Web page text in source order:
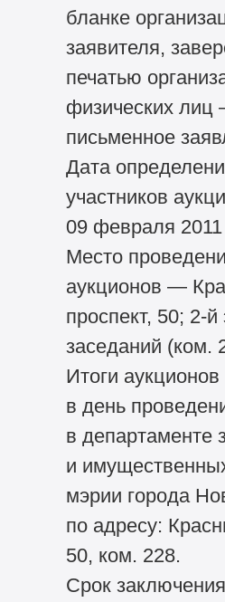
бланке
заявителя,
печатью
физических
письменное
Дата
участников
09 февраля 2011
Место
аукционов —
проспект, 50; 2-
заседаний (ком.
Итоги
в день
в департаменте
и
мэрии города
по адресу:
50, ком. 228.
Срок